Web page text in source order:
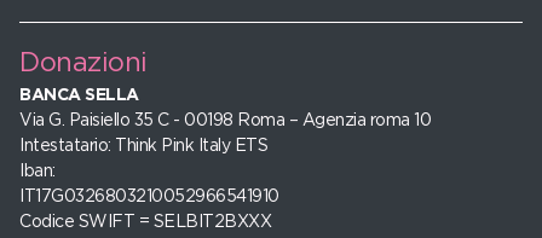
Donazioni
BANCA SELLA
Via G. Paisiello 35 C - 00198 Roma – Agenzia roma 10
Intestatario: Think Pink Italy ETS
Iban:
IT17G0326803210052966541910
Codice SWIFT = SELBIT2BXXX